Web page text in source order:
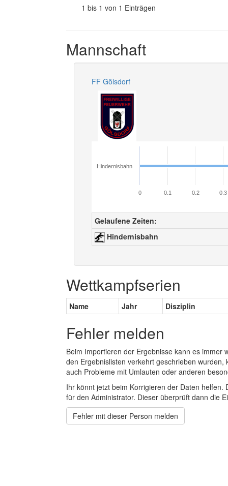
1 bis 1 von 1 Einträgen
Mannschaft
FF Gölsdorf
Hindernisbahn
0 0.1 0.2 0.3
Gelaufene Zeiten:
Hindernisbahn
Wettkampfserien
Name Jahr Disziplin
Fehler melden
Beim Importieren der Ergebnisse kann es
den Ergebnislisten verkehrt geschrieben
auch Probleme mit Umlauten oder anderen
Ihr könnt jetzt beim Korrigieren der Daten
für den Administrator. Dieser überprüft dann die
Fehler mit dieser Person melden